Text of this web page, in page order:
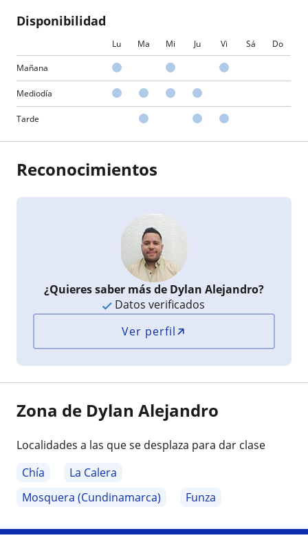
Disponibilidad
Lu Ma Mi Ju Vi Sá Do
Mañana
Mediodía
Tarde
Reconocimientos
¿Quieres saber más de Dylan Alejandro?
Datos verificados
Ver perfil
Zona de Dylan Alejandro
Localidades a las que se desplaza para dar clase
Chía
La Calera
Mosquera (Cundinamarca)
Funza